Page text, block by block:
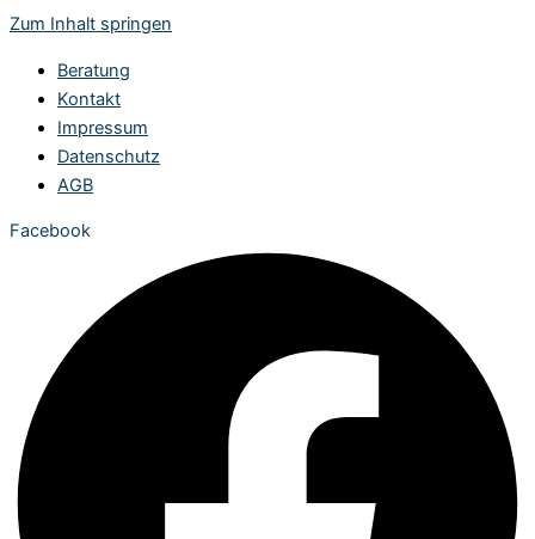
Zum Inhalt springen
Beratung
Kontakt
Impressum
Datenschutz
AGB
Facebook